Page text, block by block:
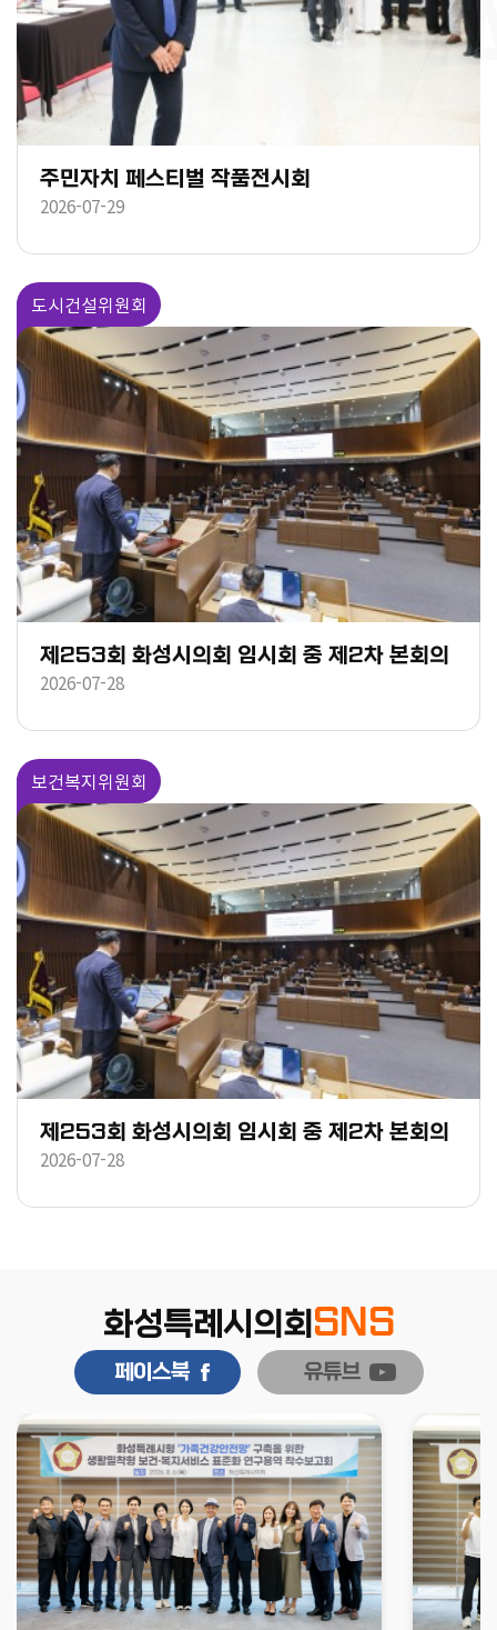
주민자치 페스티벌 작품전시회
2026-07-29
도시건설위원회
제253회 화성시의회 임시회 중 제2차 본회의
2026-07-28
보건복지위원회
제253회 화성시의회 임시회 중 제2차 본회의
2026-07-28
화성특례시의회 SNS
페이스북 유튜브